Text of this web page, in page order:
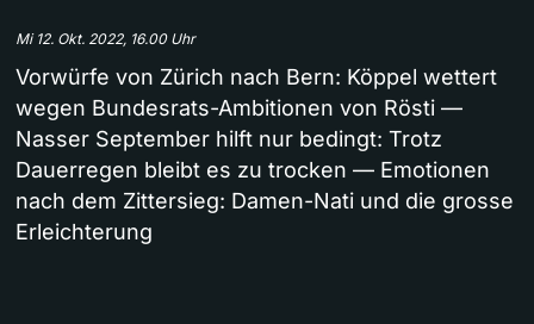
Mi 12. Okt. 2022, 16.00 Uhr
Vorwürfe von Zürich nach Bern: Köppel wettert
wegen Bundesrats-Ambitionen von Rösti —
Nasser September hilft nur bedingt: Trotz
Dauerregen bleibt es zu trocken — Emotionen
nach dem Zittersieg: Damen-Nati und die grosse
Erleichterung